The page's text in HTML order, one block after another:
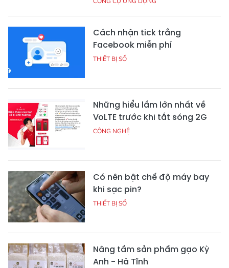
Cách nhận tick trắng
Facebook miễn phí
THIẾT BỊ SỐ
Những hiểu lầm lớn nhất về
VoLTE trước khi tắt sóng 2G
CÔNG NGHỆ
Có nên bật chế độ máy bay
khi sạc pin?
THIẾT BỊ SỐ
Nâng tầm sản phẩm gạo Kỳ
Anh - Hà Tĩnh